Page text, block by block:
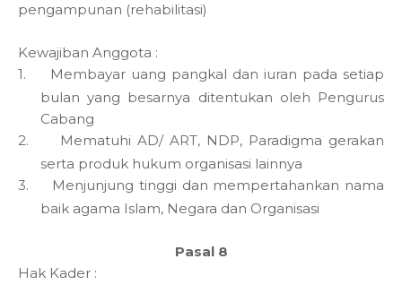
pengampunan (rehabilitasi)
Kewajiban Anggota :
1.
Membayar uang pangkal dan iuran pada setiap
bulan yang besarnya ditentukan oleh Pengurus
Cabang
2.
Mematuhi AD/ ART, NDP, Paradigma gerakan
serta produk hukum organisasi lainnya
3.
Menjunjung tinggi dan mempertahankan nama
baik agama Islam, Negara dan Organisasi
Pasal 8
Hak Kader :